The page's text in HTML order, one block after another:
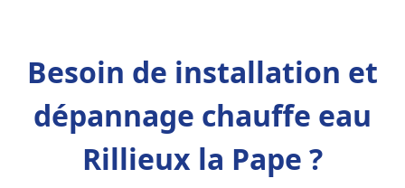
Besoin de installation et
dépannage chauffe eau
Rillieux la Pape ?